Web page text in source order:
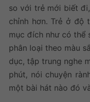
so với trẻ mới biết
chỉnh hơn. Trẻ ở độ
mục đích như có thể
phân loại theo màu
dục, tập trung nghe
phút, nói chuyện
một bài hát nào đó